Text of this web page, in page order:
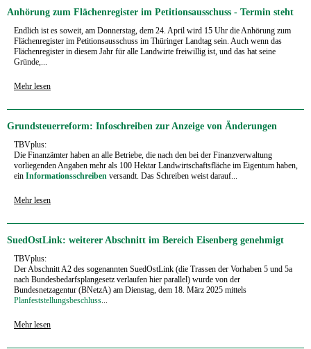
Anhörung zum Flächenregister im Petitionsausschuss - Termin steht
Endlich ist es soweit, am Donnerstag, dem 24. April wird 15 Uhr die Anhörung zum
Flächenregister im Petitionsausschuss im Thüringer Landtag sein. Auch wenn das
Flächenregister in diesem Jahr für alle Landwirte freiwillig ist, und das hat seine
Gründe,...
Mehr lesen
Grundsteuerreform: Infoschreiben zur Anzeige von Änderungen
TBVplus:
Die Finanzämter haben an alle Betriebe, die nach den bei der Finanzverwaltung
vorliegenden Angaben mehr als 100 Hektar Landwirtschaftsfläche im Eigentum haben,
ein Informationsschreiben versandt. Das Schreiben weist darauf...
Mehr lesen
SuedOstLink: weiterer Abschnitt im Bereich Eisenberg genehmigt
TBVplus:
Der Abschnitt A2 des sogenannten SuedOstLink (die Trassen der Vorhaben 5 und 5a
nach Bundesbedarfsplangesetz verlaufen hier parallel) wurde von der
Bundesnetzagentur (BNetzA) am Dienstag, dem 18. März 2025 mittels
Planfeststellungsbeschluss...
Mehr lesen